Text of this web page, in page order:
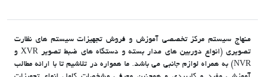
منهاج سیستم مرکز تخصصی آموزش و فروش تجهیزات سیستم های نظارت
تصویری (انواع دوربین های مدار بسته و دستگاه های ضبط تصویر XVR و
NVR) به همراه لوازم جانبی می باشد. ما همواره در تلاشیم تا با ارائه مطالب